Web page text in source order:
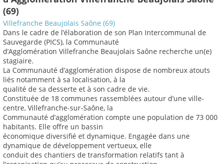
(69)
Villefranche Beaujolais Saône (69)
Dans le cadre de l’élaboration de son Plan Intercommunal de
Sauvegarde (PICS), la Communauté
d’Agglomération Villefranche Beaujolais Saône recherche un(e)
stagiaire.
La Communauté d’agglomération dispose de nombreux atouts
liés notamment à sa localisation, à la
qualité de sa desserte et à son cadre de vie.
Constituée de 18 communes rassemblées autour d’une ville-
centre, Villefranche-sur-Saône, la
Communauté d’agglomération compte une population de 73 000
habitants. Elle offre un bassin
économique diversifié et dynamique. Engagée dans une
dynamique de développement vertueux, elle
conduit des chantiers de transformation relatifs tant à